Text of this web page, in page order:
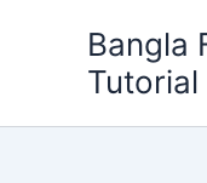
Bangla
Tutorial